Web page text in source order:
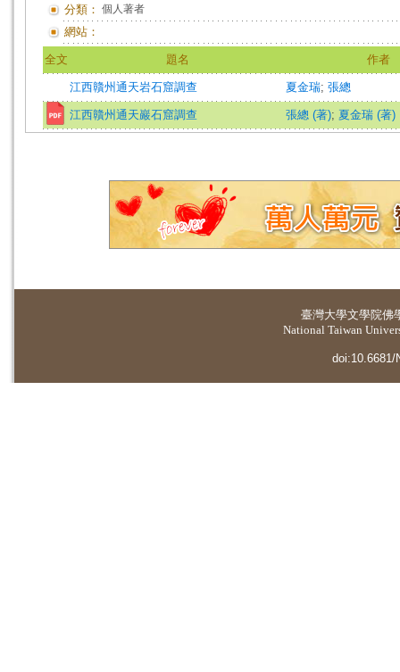
分類： 個人著者
網站：
全文 題名 作者
江西贛州通天岩石窟調查 夏金瑞; 張總
江西贛州通天巖石窟調查 張總 (著); 夏金瑞 (著)
臺灣大學文學院佛
National Taiwan
doi:10.6681/